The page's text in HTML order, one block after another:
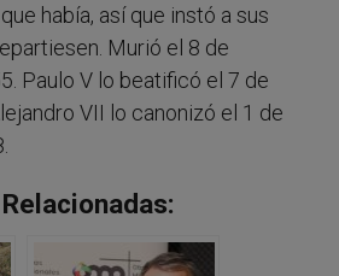
había, así que instó a sus
Murió el 8 de
Paulo V lo beatificó el 7 de
VII lo canonizó el 1 de